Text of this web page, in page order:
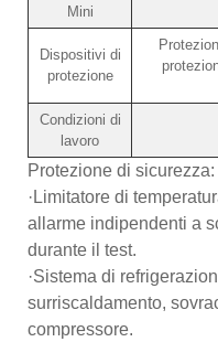
Mini
Dispositivi di
protezione
Condizioni di
lavoro
Protezione di sicurezza:
·Limitatore di
allarme indipendenti a
durante il test.
·Sistema di
surriscaldamento,
compressore.